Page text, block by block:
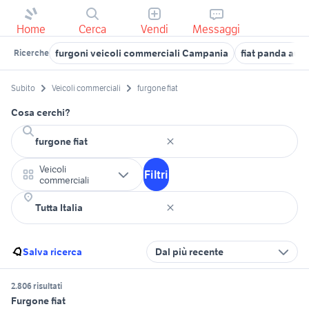
Home Cerca Vendi Messaggi
Ricerche furgoni veicoli commerciali Campania fiat panda auto
Subito Veicoli commerciali furgone fiat
Cosa cerchi?
Veicoli
commerciali
Filtri
Salva ricerca Dal più recente
2.806 risultati
Furgone fiat